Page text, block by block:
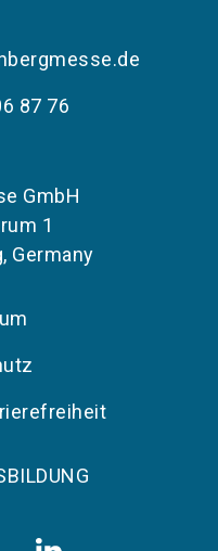
87 76
GmbH
1
Germany